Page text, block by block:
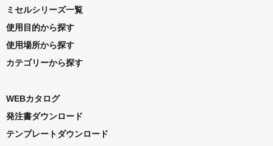
ミセルシリーズ一覧
使用目的から探す
使用場所から探す
カテゴリーから探す
WEBカタログ
発注書ダウンロード
テンプレートダウンロード